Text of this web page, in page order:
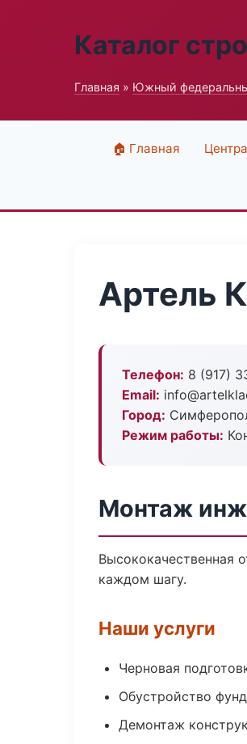
Каталог
Главная » Южный
🏠 Главная
Артель
Телефон: 8 (917)
Email:
Город:
Режим работы:
Монтаж
Высококачественная
каждом шагу.
Наши услуги
Черновая
Обустройство
Демонтаж